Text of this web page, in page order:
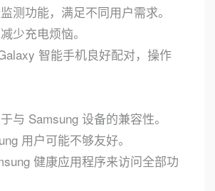
测功能，满足不同用户需求。
少充电烦恼。
智能手机良好配对，操作
与 Samsung 设备的兼容性。
用户可能不够友好。
健康应用程序来访问全部功